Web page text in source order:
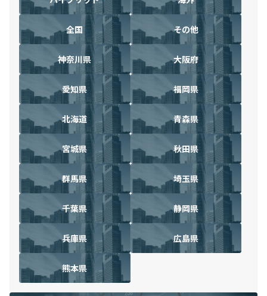
全国 その他
神奈川県 大阪府
愛知県 福岡県
北海道 青森県
宮城県 秋田県
群馬県 埼玉県
千葉県 静岡県
兵庫県 広島県
熊本県